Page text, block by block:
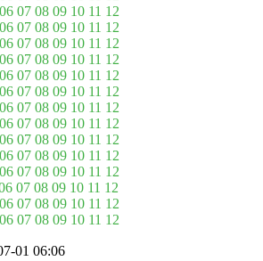
06 07 08 09 10 11 12
06 07 08 09 10 11 12
06 07 08 09 10 11 12
06 07 08 09 10 11 12
06 07 08 09 10 11 12
06 07 08 09 10 11 12
06 07 08 09 10 11 12
06 07 08 09 10 11 12
06 07 08 09 10 11 12
06 07 08 09 10 11 12
06 07 08 09 10 11 12
07 08 09 10 11 12
06 07 08 09 10 11 12
06 07 08 09 10 11 12
01 06:06